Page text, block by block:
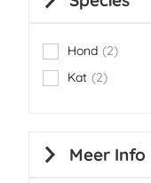
Hond 2
items
Kat
2
items
Meer Info